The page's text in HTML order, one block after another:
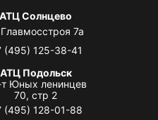
АТЦ Солнцево
7а
(495) 125-38-41
АТЦ Подольск
Юных ленинцев
70, стр 2
(495) 128-01-88